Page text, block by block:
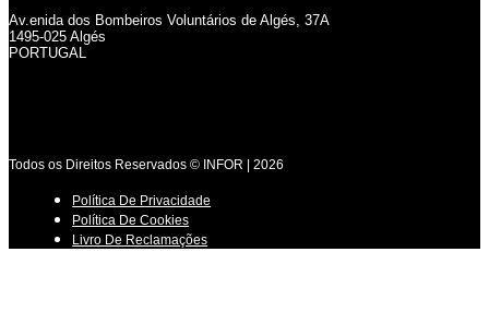
Av.enida dos Bombeiros Voluntários de Algés, 37A
1495-025 Algés
PORTUGAL
Todos os Direitos Reservados © INFOR | 2026
Política De Privacidade
Política De Cookies
Livro De Reclamações